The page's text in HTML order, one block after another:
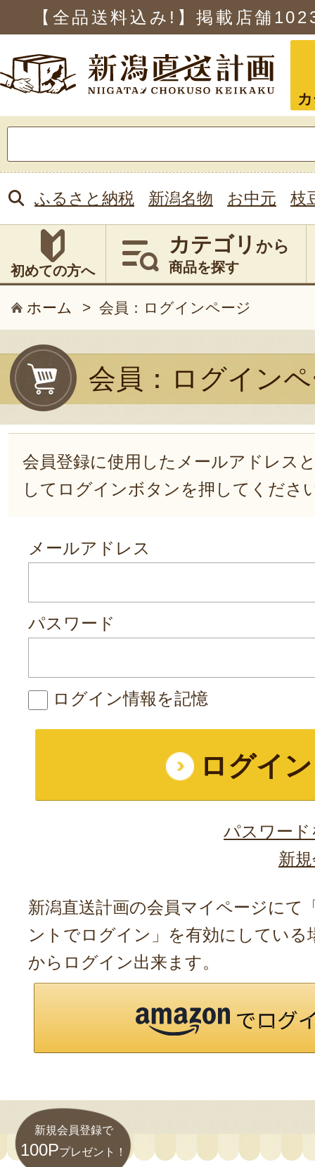
【全品送料込み!】掲載店舗
索:
ふるさと納税 新潟名物 お中元 枝
初めての方へ
カテゴリ から
商品を探す
ホーム > 会員：ログインページ
会員：ログイン
会員登録に使用したメールアドレス
してログインボタンを押してくださ
メールアドレス
パスワード
ログイン情報を記憶
パスワー
新
新潟直送計画の会員マイページにて
ントでログイン」を有効にしている
からログイン出来ます。
新規会員登録で
100Pプレゼント！